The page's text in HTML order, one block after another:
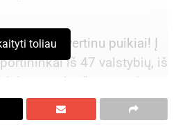
startą vertinu puikiai! Į
iš 47 valstybių, iš
skrečo rungtyje,
užėmė aukštą 14 vietą“,
Anatolijus
toliau